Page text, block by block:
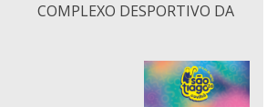
COMPLEXO DESPORTIVO DA